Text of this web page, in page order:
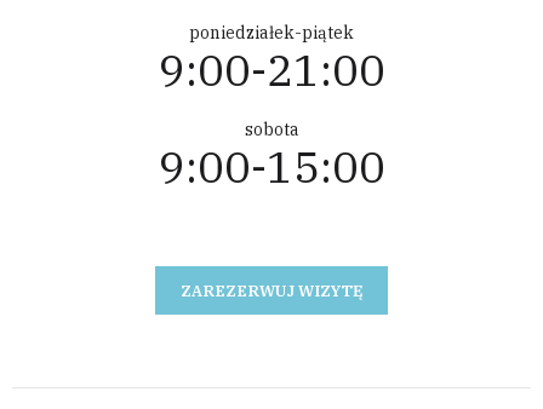
poniedziałek-piątek
9:00-21:00
sobota
9:00-15:00
ZAREZERWUJ WIZYTĘ